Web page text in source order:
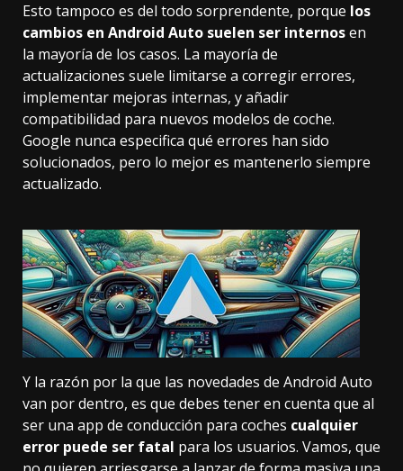
Esto tampoco es del todo sorprendente, porque los
cambios en Android Auto suelen ser internosen
la mayoría de los casos. La mayoría de
actualizaciones suele limitarse a corregir errores,
implementar mejoras internas, y añadir
compatibilidad para nuevos modelos de coche.
Google nunca especifica qué errores han sido
solucionados, pero lo mejor es mantenerlo siempre
actualizado.
Y la razón por la que las novedades de Android Auto
van por dentro, es que debes tener en cuenta que al
ser una app de conducción para coches cualquier
error puede ser fatal para los usuarios. Vamos, que